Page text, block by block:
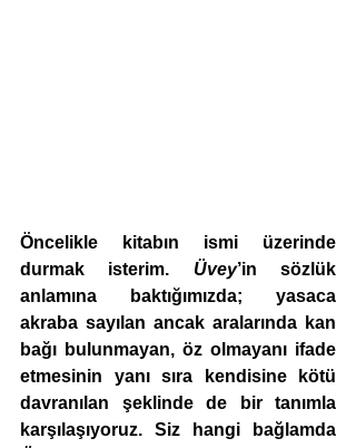
Öncelikle kitabın ismi üzerinde
durmak isterim. Üvey’in sözlük
anlamına baktığımızda; yasaca
akraba sayılan ancak aralarında kan
bağı bulunmayan, öz olmayanı ifade
etmesinin yanı sıra kendisine kötü
davranılan şeklinde de bir tanımla